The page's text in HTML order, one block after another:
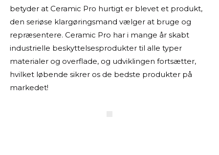
betyder at Ceramic Pro hurtigt er blevet et produkt,
den seriøse klargøringsmand vælger at bruge og
repræsentere. Ceramic Pro har i mange år skabt
industrielle beskyttelsesprodukter til alle typer
materialer og overflade, og udviklingen fortsætter,
hvilket løbende sikrer os de bedste produkter på
markedet!